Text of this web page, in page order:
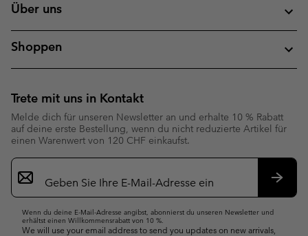
Über uns
Shoppen
Trete mit uns in Kontakt
Melde dich für unseren Newsletter an und erhalte 10 % Rabatt
auf deine erste Bestellung, wenn du nicht reduzierte Artikel für
einen Warenwert von 120 CHF einkaufst.
Newsletter-
Anmeldung
Wenn du deine E-Mail-Adresse angibst, abonnierst du unseren Newsletter und
erhältst einen Willkommensrabatt von 10 %.
We will use your email address to send you updates on new arrivals,